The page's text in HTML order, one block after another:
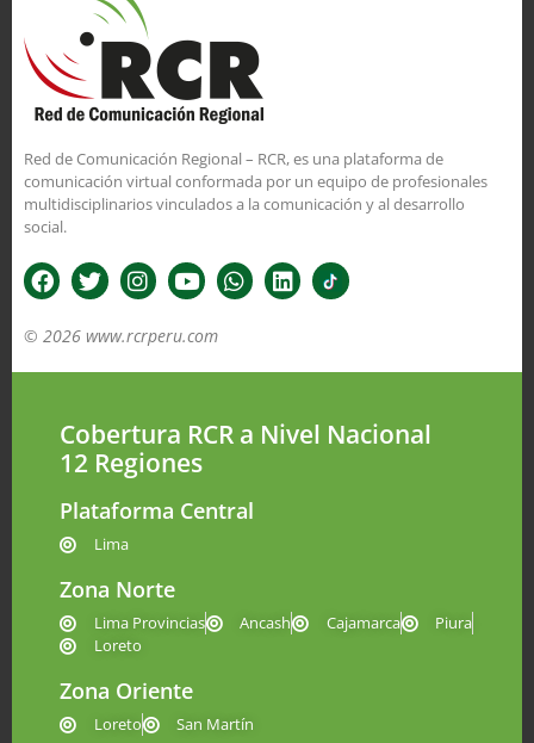
Red de Comunicación Regional – RCR, es una plataforma de
comunicación virtual conformada por un equipo de profesionales
multidisciplinarios vinculados a la comunicación y al desarrollo
social.
© 2026 www.rcrperu.com
Cobertura RCR a Nivel Nacional
12 Regiones
Plataforma Central
Lima
Zona Norte
Lima Provincias Ancash Cajamarca
Piura
Loreto
Zona Oriente
Loreto San Martín